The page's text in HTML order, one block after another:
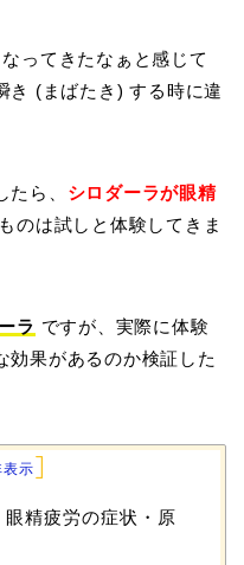
ってきたなぁと感じて
き (まばたき) する時に違
ら、 シロダーラが眼精
のは試しと体験してきま
ラ ですが、実際に体験
効果があるのか検証した
表示]
精疲労の症状・原